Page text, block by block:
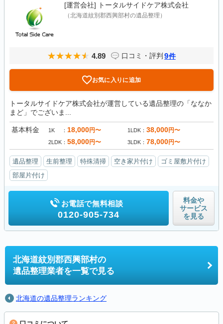
[運営会社] トータルサイドケア株式会社
（北海道紋別郡西興部村の遺品整理）
4.89 口コミ・評判 9件
お気に入りに追加
トータルサイドケア株式会社が運営している遺品整理の「ななか
まど」でございま...
基本料金 1K 18,000円〜 1LDK 38,000円〜
2LDK 58,000円〜 3LDK 78,000円〜
遺品整理 生前整理 特殊清掃 空き家片付け
ゴミ屋敷片付け
部屋片付け
お電話で無料相談
0120-905-734
料金や
サービス
を見る
北海道紋別郡西興部村の
遺品整理業者を一覧で見る
北海道の遺品整理ランキング